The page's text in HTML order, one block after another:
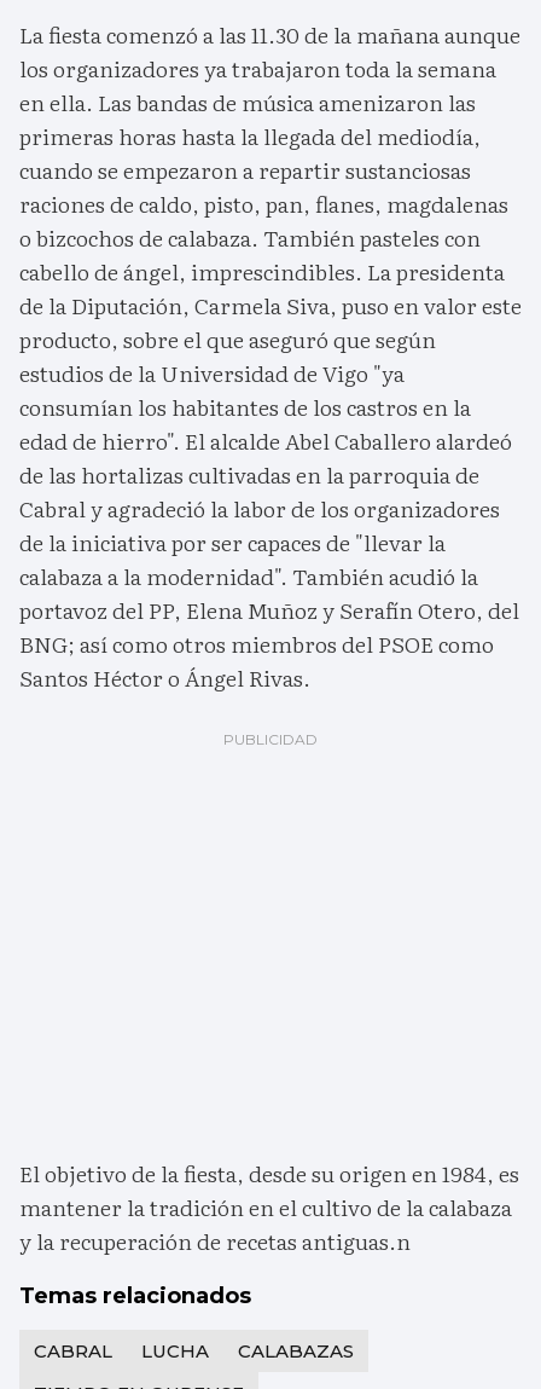
La fiesta comenzó a las 11.30 de la mañana aunque
los organizadores ya trabajaron toda la semana
en ella. Las bandas de música amenizaron las
primeras horas hasta la llegada del mediodía,
cuando se empezaron a repartir sustanciosas
raciones de caldo, pisto, pan, flanes, magdalenas
o bizcochos de calabaza. También pasteles con
cabello de ángel, imprescindibles. La presidenta
de la Diputación, Carmela Siva, puso en valor este
producto, sobre el que aseguró que según
estudios de la Universidad de Vigo "ya
consumían los habitantes de los castros en la
edad de hierro". El alcalde Abel Caballero alardeó
de las hortalizas cultivadas en la parroquia de
Cabral y agradeció la labor de los organizadores
de la iniciativa por ser capaces de "llevar la
calabaza a la modernidad". También acudió la
portavoz del PP, Elena Muñoz y Serafín Otero, del
BNG; así como otros miembros del PSOE como
Santos Héctor o Ángel Rivas.
El objetivo de la fiesta, desde su origen en 1984, es
mantener la tradición en el cultivo de la calabaza
y la recuperación de recetas antiguas.n
Temas relacionados
CABRAL LUCHA
CALABAZAS